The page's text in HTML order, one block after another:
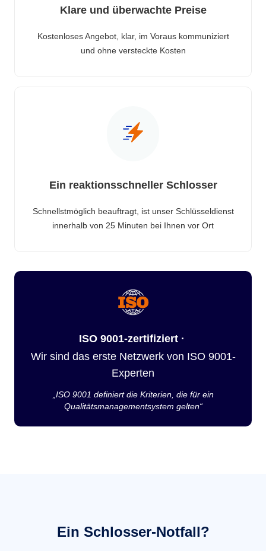
Klare und überwachte Preise
Kostenloses Angebot, klar, im Voraus kommuniziert
und ohne versteckte Kosten
Ein reaktionsschneller Schlosser
Schnellstmöglich beauftragt, ist unser Schlüsseldienst
innerhalb von 25 Minuten bei Ihnen vor Ort
ISO 9001-zertifiziert ·
Wir sind das erste Netzwerk von ISO 9001-
Experten
„ISO 9001 definiert die Kriterien, die für ein
Qualitätsmanagementsystem gelten“
Ein Schlosser-Notfall?